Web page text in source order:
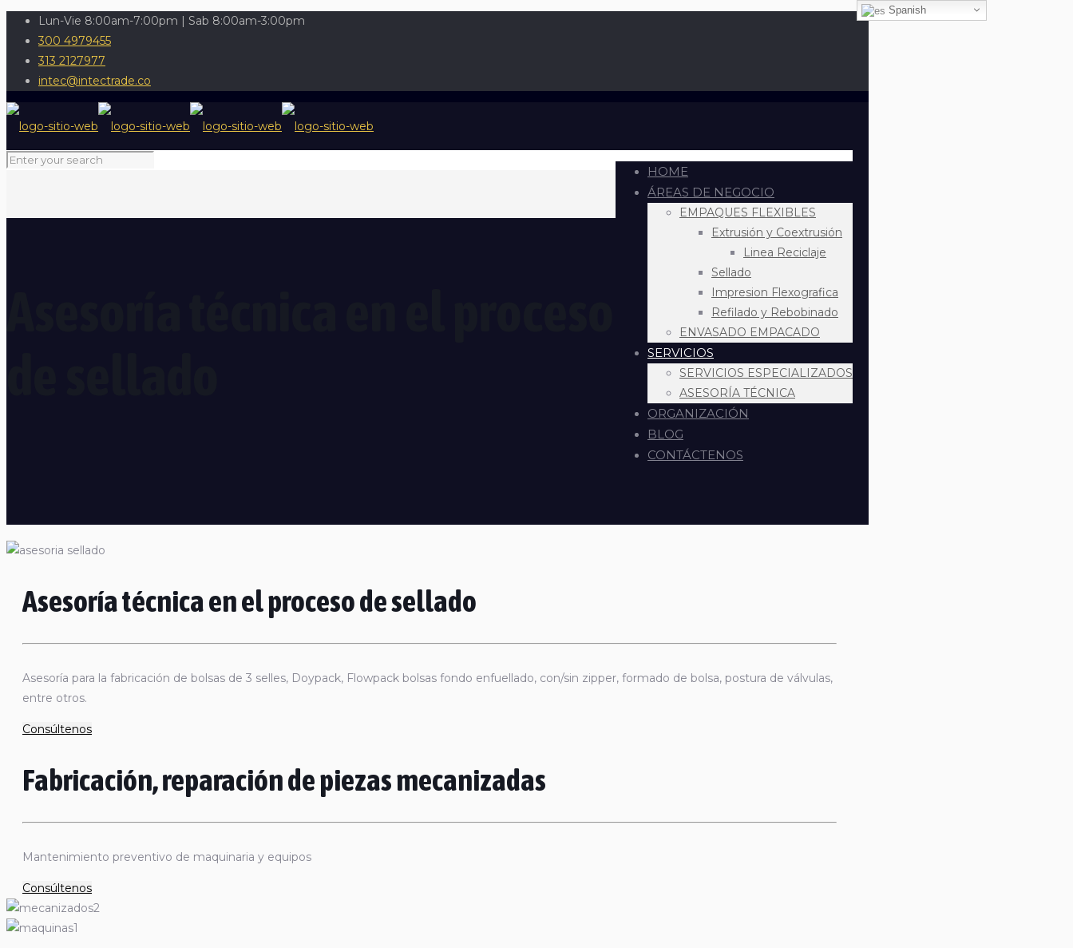
Lun-Vie 8:00am-7:00pm | Sab 8:00am-3:00pm
300 4979455
313 2127977
intec@intectrade.co
HOME
ÁREAS DE NEGOCIO
EMPAQUES FLEXIBLES
Extrusión y Coextrusión
Linea Reciclaje
Sellado
Impresion Flexografica
Refilado y Rebobinado
ENVASADO EMPACADO
SERVICIOS
SERVICIOS ESPECIALIZADOS
ASESORÍA TÉCNICA
ORGANIZACIÓN
BLOG
CONTÁCTENOS
Asesoría técnica en el proceso de sellado
Asesoría para la fabricación de bolsas de 3 selles, Doypack, Flowpack bolsas fondo enfuellado, con/sin zipper, formado de bolsa, postura de válvulas,
entre otros.
Consúltenos
Fabricación, reparación de piezas mecanizadas
Mantenimiento preventivo de maquinaria y equipos
Consúltenos
Spanish